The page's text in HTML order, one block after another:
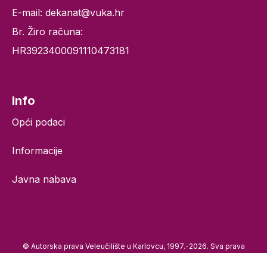
E-mail: dekanat@vuka.hr
Br. Žiro računa:
HR3923400091110473181
Info
Opći podaci
Informacije
Javna nabava
© Autorska prava Veleučilište u Karlovcu, 1997.-2026. Sva prava